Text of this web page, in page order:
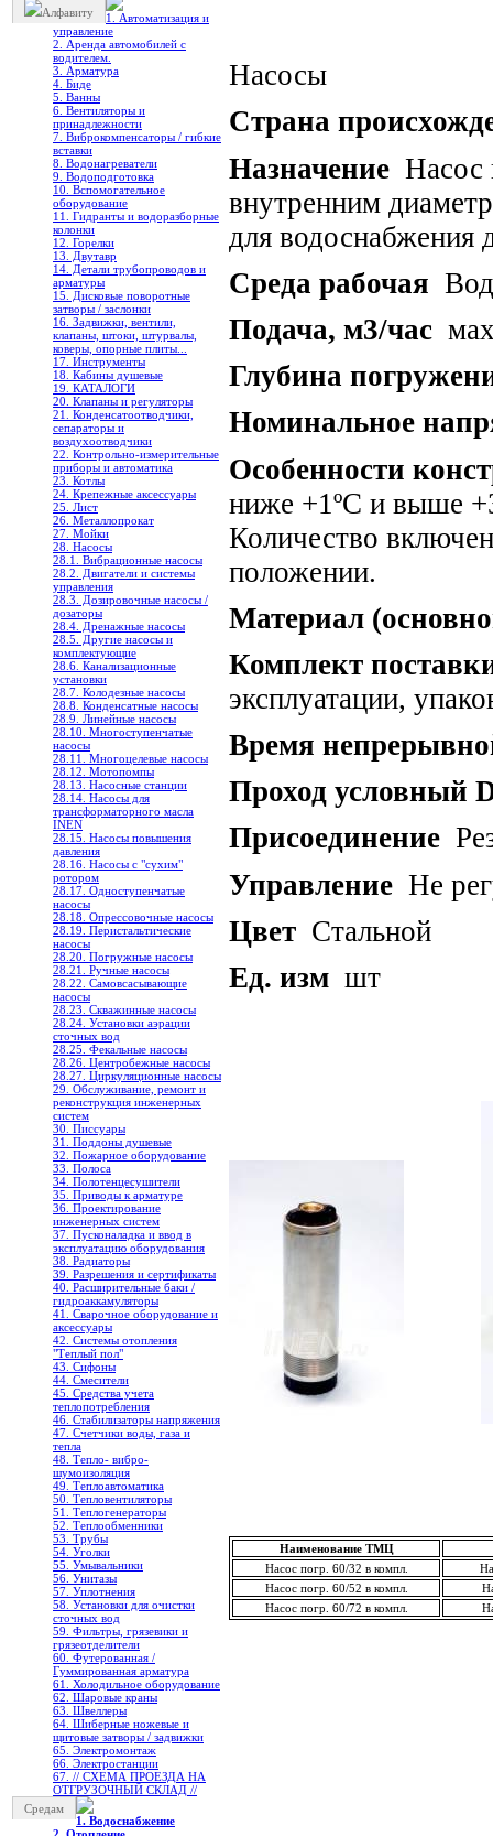
Алфавиту
1. Автоматизация и
управление
2. Аренда автомобилей с
водителем.
3. Арматура
4. Биде
5. Ванны
6. Вентиляторы и
принадлежности
7. Виброкомпенсаторы / гибкие
вставки
8. Водонагреватели
9. Водоподготовка
10. Вспомогательное
оборудование
11. Гидранты и водоразборные
колонки
12. Горелки
13. Двутавр
14. Детали трубопроводов и
арматуры
15. Дисковые поворотные
затворы / заслонки
16. Задвижки, вентили,
клапаны, штоки, штурвалы,
коверы, опорные плиты...
17. Инструменты
18. Кабины душевые
19. КАТАЛОГИ
20. Клапаны и регуляторы
21. Конденсатоотводчики,
сепараторы и
воздухоотводчики
22. Контрольно-измерительные
приборы и автоматика
23. Котлы
24. Крепежные аксессуары
25. Лист
26. Металлопрокат
27. Мойки
28. Насосы
28.1. Вибрационные насосы
28.2. Двигатели и системы
управления
28.3. Дозировочные насосы /
дозаторы
28.4. Дренажные насосы
28.5. Другие насосы и
комплектующие
28.6. Канализационные
установки
28.7. Колодезные насосы
28.8. Конденсатные насосы
28.9. Линейные насосы
28.10. Многоступенчатые
насосы
28.11. Многоцелевые насосы
28.12. Мотопомпы
28.13. Насосные станции
28.14. Насосы для
трансформаторного масла
INEN
28.15. Насосы повышения
давления
28.16. Насосы с "сухим"
ротором
28.17. Одноступенчатые
насосы
28.18. Опрессовочные насосы
28.19. Перистальтические
насосы
28.20. Погружные насосы
28.21. Ручные насосы
28.22. Самовсасывающие
насосы
28.23. Скважинные насосы
28.24. Установки аэрации
сточных вод
28.25. Фекальные насосы
28.26. Центробежные насосы
28.27. Циркуляционные насосы
29. Обслуживание, ремонт и
реконструкция инженерных
систем
30. Писсуары
31. Поддоны душевые
32. Пожарное оборудование
33. Полоса
34. Полотенцесушители
35. Приводы к арматуре
36. Проектирование
инженерных систем
37. Пусконаладка и ввод в
эксплуатацию оборудования
38. Радиаторы
39. Разрешения и сертификаты
40. Расширительные баки /
гидроаккамуляторы
41. Сварочное оборудование и
аксессуары
42. Системы отопления
"Теплый пол"
43. Сифоны
44. Смесители
45. Средства учета
теплопотребления
46. Стабилизаторы напряжения
47. Счетчики воды, газа и
тепла
48. Тепло- вибро-
шумоизоляция
49. Теплоавтоматика
50. Тепловентиляторы
51. Теплогенераторы
52. Теплообменники
53. Трубы
54. Уголки
55. Умывальники
56. Унитазы
57. Уплотнения
58. Установки для очистки
сточных вод
59. Фильтры, грязевики и
грязеотделители
60. Футерованная /
Гуммированная арматура
61. Холодильное oборудование
62. Шаровые краны
63. Швеллеры
64. Шиберные ножевые и
щитовые затворы / задвижки
65. Электромонтаж
66. Электростанции
67. // СХЕМА ПРОЕЗДА НА
ОТГРУЗОЧНЫЙ СКЛАД //
Средам
1. Водоснабжение
Насосы
Страна
Назначение Насос
внутренним
для водоснабжения
Среда рабочая
Подача, м3/час
Глубина
Номинальное
Особенности
ниже +1ºС и выше
Количество
положении.
Материал
Комплект
эксплуатации,
Время
Проход условный
Присоединение
Управление Не
Цвет Стальной
Ед. изм шт
Наименование ТМЦ
Насос погр. 60/32 в компл.
Насос погр. 60/52 в компл.
Насос погр. 60/72 в компл.